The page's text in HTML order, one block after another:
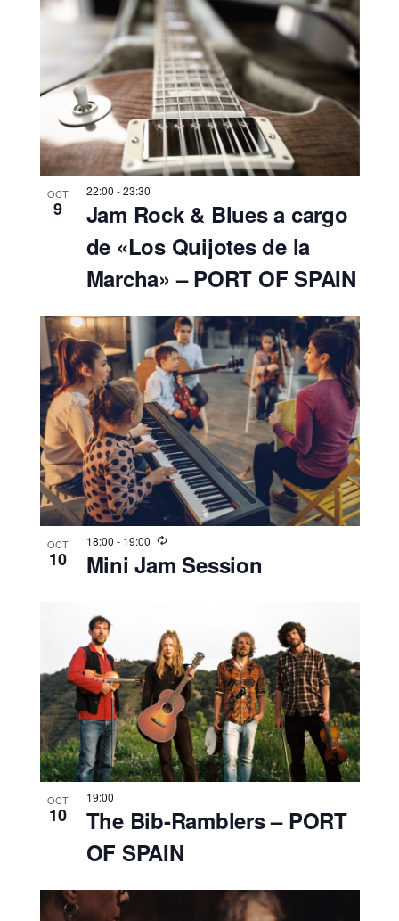
OCT
9
22:00 -23:30
Jam Rock & Blues a cargo
de «Los Quijotes de la
Marcha» – PORT OF SPAIN
OCT
10
18:00 - 19:00
Mini Jam Session
OCT
10
19:00
The Bib-Ramblers – PORT
OF SPAIN